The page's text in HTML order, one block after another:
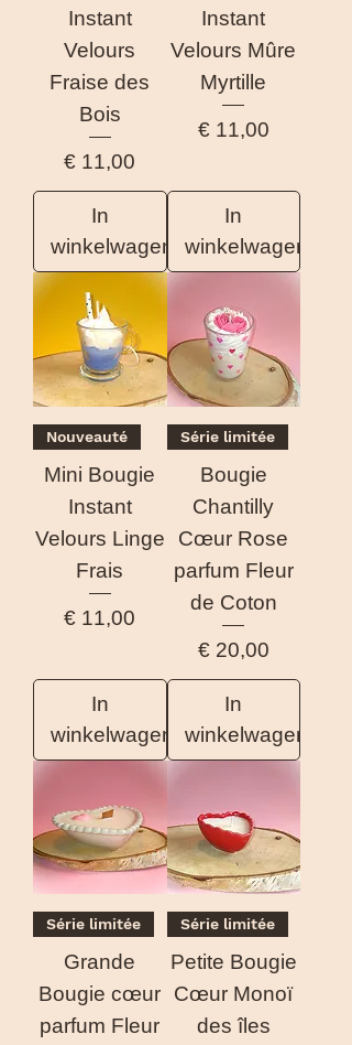
Instant
Velours
Fraise des
Bois
Prijs
€ 11,00
In
winkelwagen
Instant
Velours Mûre
Myrtille
Prijs
€ 11,00
In
winkelwagen
Nouveauté
Mini Bougie
Instant
Velours Linge
Frais
Prijs
€ 11,00
In
winkelwagen
Série limitée
Bougie
Chantilly
Cœur Rose
parfum Fleur
de Coton
Prijs
€ 20,00
In
winkelwagen
Série limitée
Grande
Bougie cœur
parfum Fleur
Série limitée
Petite Bougie
Cœur Monoï
des îles